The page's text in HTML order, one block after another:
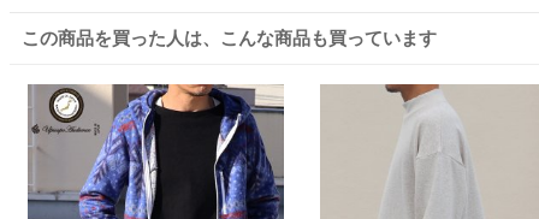
この商品を買った人は、こんな商品も買っています